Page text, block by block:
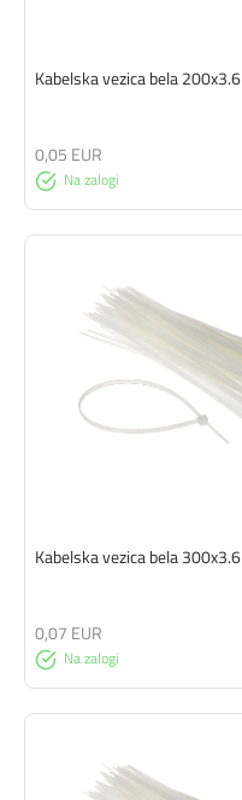
Kabelska vezica bela 200x3.6
Na zalogi
0,05 EUR
Kabelska vezica bela 300x3.6
Na zalogi
0,07 EUR